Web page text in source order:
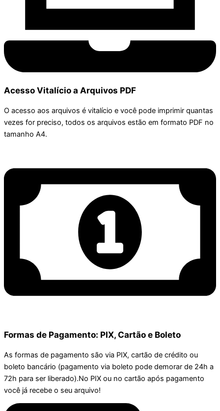
Acesso Vitalício a Arquivos PDF
O acesso aos arquivos é vitalício e você pode imprimir quantas
vezes for preciso, todos os arquivos estão em formato PDF no
tamanho A4.
Formas de Pagamento: PIX, Cartão e Boleto
As formas de pagamento são via PIX, cartão de crédito ou
boleto bancário (pagamento via boleto pode demorar de 24h a
72h para ser liberado).No PIX ou no cartão após pagamento
você já recebe o seu arquivo!